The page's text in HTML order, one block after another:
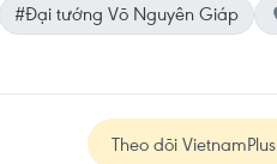
#Đại tướng Võ Nguyên Giáp
Theo dõi VietnamPlus